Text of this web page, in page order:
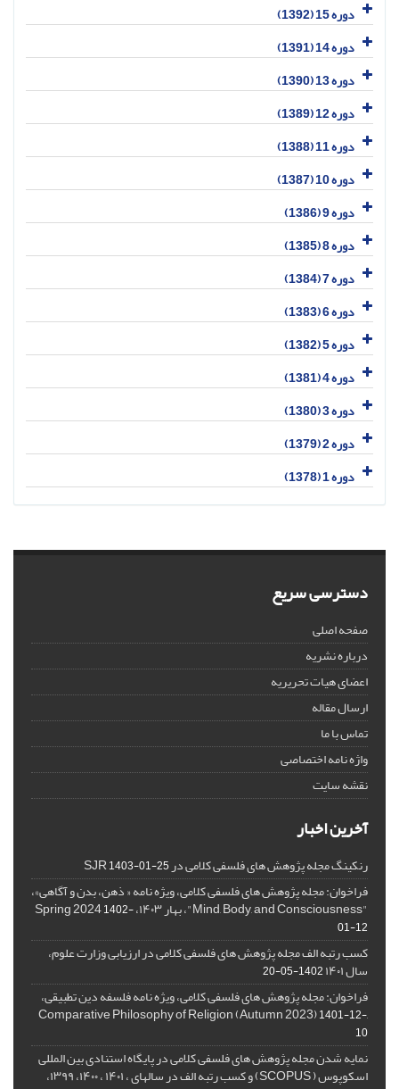
دوره 15 (1392)
دوره 14 (1391)
دوره 13 (1390)
دوره 12 (1389)
دوره 11 (1388)
دوره 10 (1387)
دوره 9 (1386)
دوره 8 (1385)
دوره 7 (1384)
دوره 6 (1383)
دوره 5 (1382)
دوره 4 (1381)
دوره 3 (1380)
دوره 2 (1379)
دوره 1 (1378)
دسترسی سریع
صفحه اصلی
درباره نشریه
اعضای هیات تحریریه
ارسال مقاله
تماس با ما
واژه نامه اختصاصی
نقشه سایت
آخرین اخبار
رنکینگ مجله پژوهش های فلسفی کلامی در SJR1403-01-25
فراخوان: مجله پژوهش های فلسفی کلامی، ویژه نامه « ذهن، بدن و آگاهی»،
"Mind, Body, and Consciousness"، بهار ۱۴۰۳، Spring 2024
1402-
01-12
کسب رتبه الف مجله پژوهش های فلسفی کلامی در ارزیابی وزارت علوم،
سال ۱۴۰۱ 1402-05-20
فراخوان: مجله پژوهش های فلسفی کلامی، ویژه نامه فلسفه دین تطبیقی،
,Comparative Philosophy of Religion (Autumn 2023)
1401-12-
10
نمایه شدن مجله پژوهش های فلسفی کلامی در پایگاه استنادی بین المللی
اسکوپوس ( SCOPUS) و کسب رتبه الف در سالهای ، ۱۴۰۱ ، ۱۴۰۰، ۱۳۹۹،